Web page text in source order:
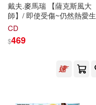
戴夫.麥馬瑞 【薩克斯風大
師】/ 即使受傷~仍然熱愛生
命...(Dave McMurray/I LOVE
CD
$469